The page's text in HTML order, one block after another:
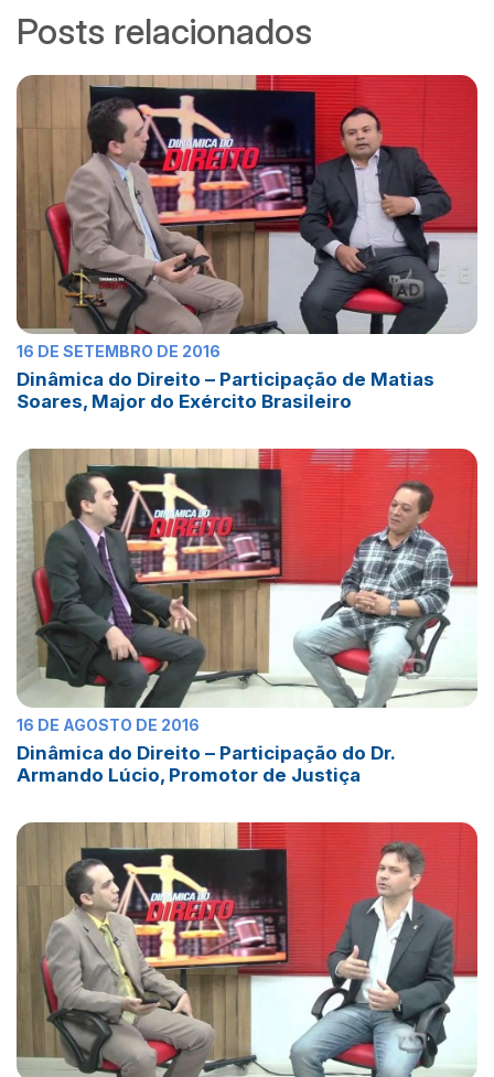
Posts relacionados
16 DE SETEMBRO DE 2016
Dinâmica do Direito – Participação de Matias
Soares, Major do Exército Brasileiro
16 DE AGOSTO DE 2016
Dinâmica do Direito – Participação do Dr.
Armando Lúcio, Promotor de Justiça